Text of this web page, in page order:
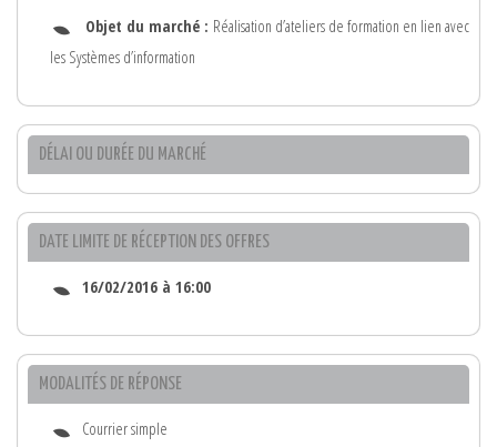
Objet du marché : Réalisation d’ateliers de formation en lien avec
les Systèmes d’information
DÉLAI OU DURÉE DU MARCHÉ
DATE LIMITE DE RÉCEPTION DES OFFRES
16/02/2016 à 16:00
MODALITÉS DE RÉPONSE
Courrier simple